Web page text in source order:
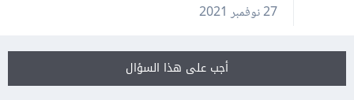
27 نوفمبر 2021
أجب على هذا السؤال